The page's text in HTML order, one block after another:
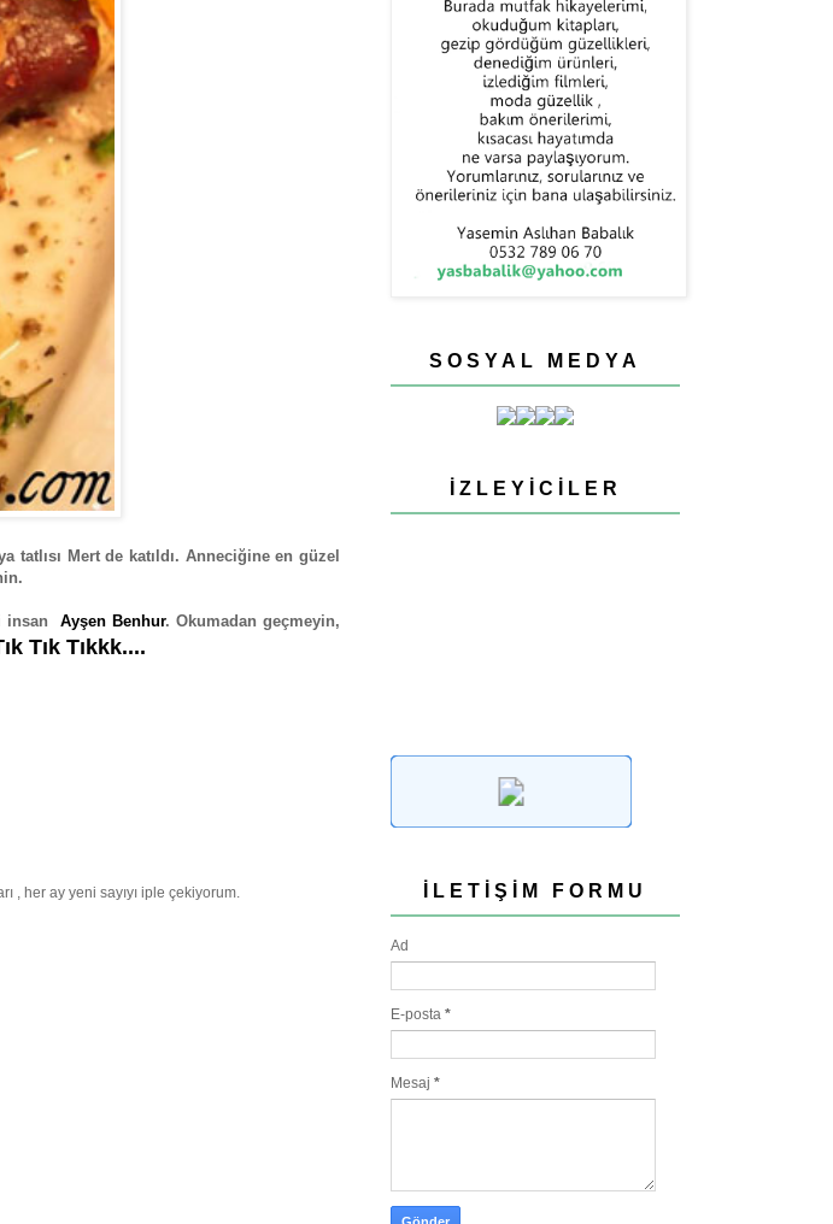
tatlısı Mert de katıldı. Anneciğine en güzel
insanAyşen Benhur. Okumadan geçmeyin,
Tık Tıkkk....
, her ay yeni sayıyı iple çekiyorum.
SOSYAL MEDYA
İZLEYICILER
İLETIŞIM FORMU
Ad
E-posta *
Mesaj *